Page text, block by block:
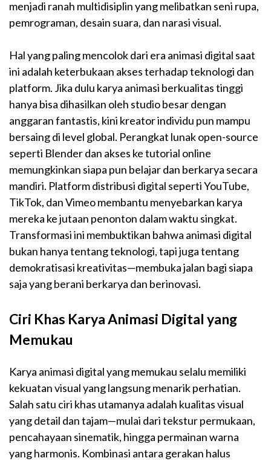
menjadi ranah multidisiplin yang melibatkan seni rupa,
pemrograman, desain suara, dan narasi visual.
Hal yang paling mencolok dari era animasi digital saat
ini adalah keterbukaan akses terhadap teknologi dan
platform. Jika dulu karya animasi berkualitas tinggi
hanya bisa dihasilkan oleh studio besar dengan
anggaran fantastis, kini kreator individu pun mampu
bersaing di level global. Perangkat lunak open-source
seperti Blender dan akses ke tutorial online
memungkinkan siapa pun belajar dan berkarya secara
mandiri. Platform distribusi digital seperti YouTube,
TikTok, dan Vimeo membantu menyebarkan karya
mereka ke jutaan penonton dalam waktu singkat.
Transformasi ini membuktikan bahwa animasi digital
bukan hanya tentang teknologi, tapi juga tentang
demokratisasi kreativitas—membuka jalan bagi siapa
saja yang berani berkarya dan berinovasi.
Ciri Khas Karya Animasi Digital yang
Memukau
Karya animasi digital yang memukau selalu memiliki
kekuatan visual yang langsung menarik perhatian.
Salah satu ciri khas utamanya adalah kualitas visual
yang detail dan tajam—mulai dari tekstur permukaan,
pencahayaan sinematik, hingga permainan warna
yang harmonis. Kombinasi antara gerakan halus